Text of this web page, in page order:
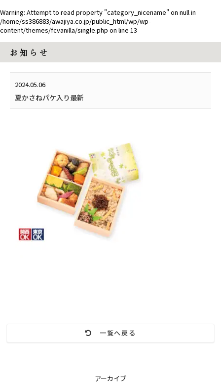
Warning: Attempt to read property "category_nicename" on null in
/home/ss386883/awajiya.co.jp/public_html/wp/wp-
content/themes/fcvanilla/single.php on line 13
お 知 ら せ
2024.05.06
夏かさねパケ入り最新
一覧へ戻る
アーカイブ